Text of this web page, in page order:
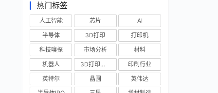
热门标签
人工智能 芯片
AI
半导体
3D打印
打印机
科技嗅探
市场分析
材料
机器人
3D打印技术
印刷行业
英特尔
晶圆
英伟达